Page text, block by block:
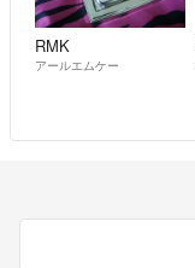
RMK
アールエムケー